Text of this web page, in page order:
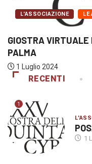
LE ATTIVITÀ
VIRTUALE
2024
RECENTI
1
1